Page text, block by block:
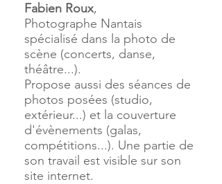
Fabien Roux,
Photographe Nantais
spécialisé dans la photo de
scène (concerts, danse,
théâtre...).
Propose aussi des séances de
photos posées (studio,
extérieur...) et la couverture
d'évènements (galas,
compétitions...). Une partie de
son travail est visible sur son
site internet.